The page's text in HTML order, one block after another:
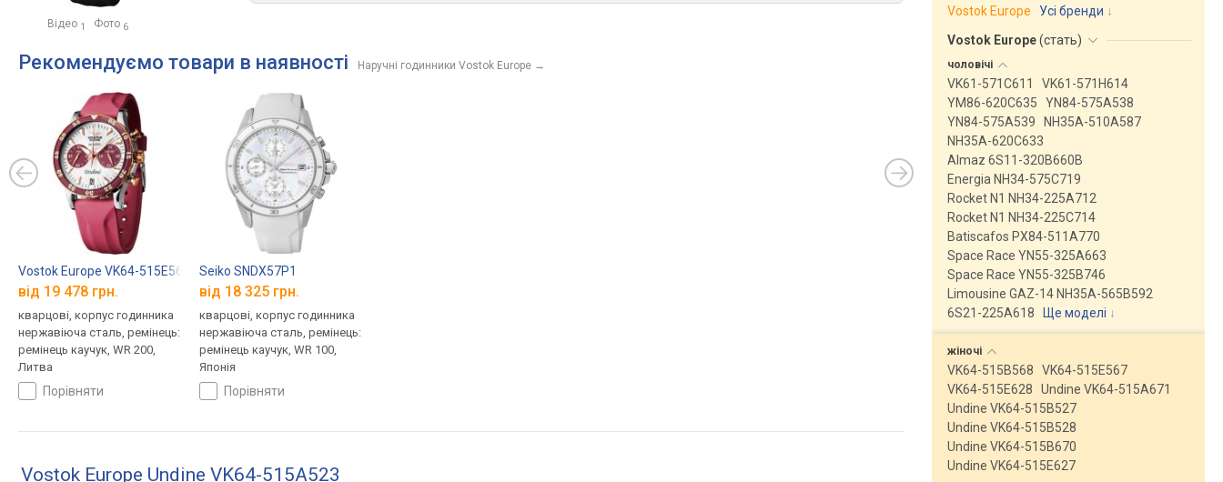
Відео 1 Фото 6
Рекомендуємо товари в наявності Наручні годинники Vostok Europe →
Vostok Europe VK64-515E567
від 19 478 грн.
кварцові, корпус годинника
нержавіюча сталь, ремінець:
ремінець каучук, WR 200,
Литва
порівняти
Seiko SNDX57P1
від 18 325 грн.
кварцові, корпус годинника
нержавіюча сталь, ремінець:
ремінець каучук, WR 100,
Японія
порівняти
Vostok Europe Undine VK64-515A523
Vostok Europe
Усі бренди
Vostok Europe(стать)
чоловічі
VK61-571C611
VK61-571H614
YM86-620C635
YN84-575A538
YN84-575A539
NH35A-510A587
NH35A-620C633
Almaz 6S11-320B660B
Energia NH34-575C719
Rocket N1 NH34-225A712
Rocket N1 NH34-225C714
Batiscafos PX84-511A770
Space Race YN55-325A663
Space Race YN55-325B746
Limousine GAZ-14 NH35A-565B592
6S21-225A618
Ще моделі ↓
жіночі
VK64-515B568
VK64-515E567
VK64-515E628
Undine VK64-515A671
Undine VK64-515B527
Undine VK64-515B528
Undine VK64-515B670
Undine VK64-515E627